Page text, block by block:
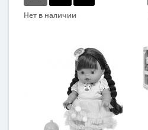
Нет в наличии
Развивающая игрушка
Возрастная группа